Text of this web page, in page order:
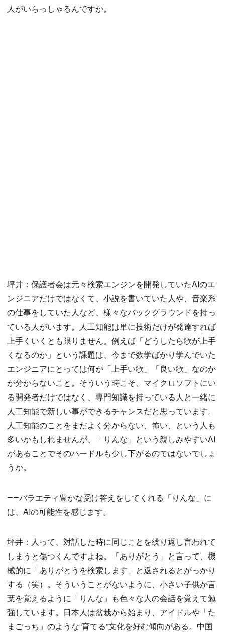
人がいらっしゃるんですか。
坪井：保護者会は元々検索エンジンを開発していたAIのエ
ンジニアだけではなくて、小説を書いていた人や、音楽系
の仕事をしていた人など、様々なバックグラウンドを持っ
ている人がいます。人工知能は単に技術だけが発達すれば
上手くいくとも限りません。例えば「どうしたら歌が上手
くなるのか」という課題は、今まで数学ばかり学んでいた
エンジニアにとっては何が「上手い歌」「良い歌」なのか
が分からないこと。そういう時こそ、マイクロソフトにい
る開発者だけではなく、専門知識を持っている人と一緒に
人工知能で新しい事ができるチャンスだと思っています。
人工知能のことをまだよく分からない、怖い、という人も
多いかもしれませんが、「りんな」という親しみやすいAI
があることでそのハードルも少し下がるのではないでしょ
うか。
――バラエティ豊かな受け答えをしてくれる「りんな」に
は、AIの可能性を感じます。
坪井：人って、対話した時に同じことを繰り返し言われて
しまうと傷つくんですよね。「ありがとう」と言って、機
械的に「ありがとうを検索します」と返されるとがっかり
する（笑）。そういうことがないように、小さい子供が言
葉を覚えるように「りんな」も色々な人の会話を覚えて勉
強しています。日本人は盆栽から始まり、アイドルや「た
まごっち」のような“育てる”文化を好む傾向がある。中国